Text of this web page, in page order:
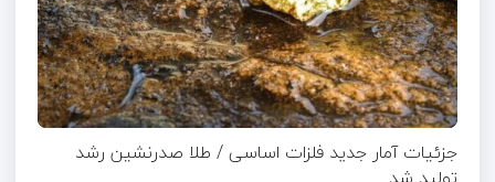
جزئیات آمار جدید فلزات اساسی / طلا صدرنشین رشد